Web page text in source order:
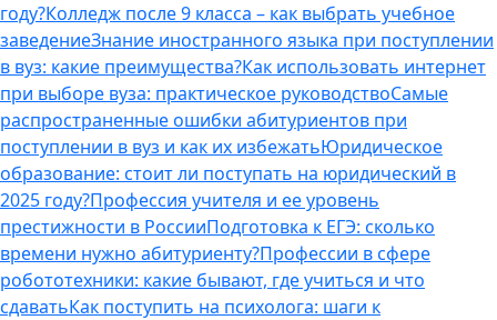
году?Колледж после 9 класса – как выбрать учебное
заведениеЗнание иностранного языка при поступлении
в вуз: какие преимущества?Как использовать интернет
при выборе вуза: практическое руководствоСамые
распространенные ошибки абитуриентов при
поступлении в вуз и как их избежатьЮридическое
образование: стоит ли поступать на юридический в
2025 году?Профессия учителя и ее уровень
престижности в РоссииПодготовка к ЕГЭ: сколько
времени нужно абитуриенту?Профессии в сфере
робототехники: какие бывают, где учиться и что
сдаватьКак поступить на психолога: шаги к